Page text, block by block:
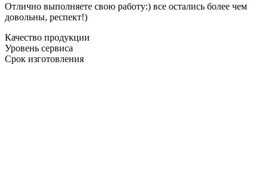
Отлично выполняете свою работу:) все остались более чем
довольны, респект!)
Качество продукции
Уровень сервиса
Срок изготовления